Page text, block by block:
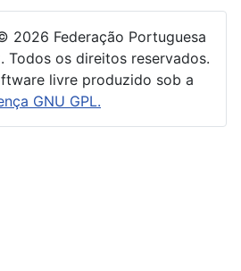
2026 Federação Portuguesa
Todos os direitos reservados.
livre produzido sob a
GNU GPL.